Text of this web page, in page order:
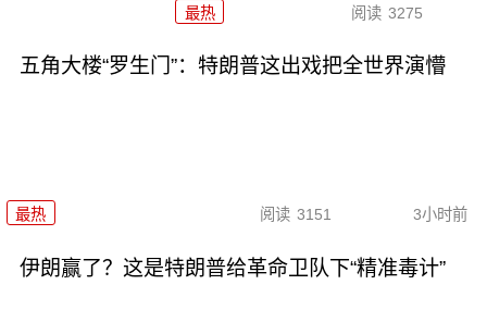
最热 阅读 3275
五角大楼“罗生门”：特朗普这出戏把全世界演懵
最热 阅读 3151 3小时前
伊朗赢了？这是特朗普给革命卫队下“精准毒计”